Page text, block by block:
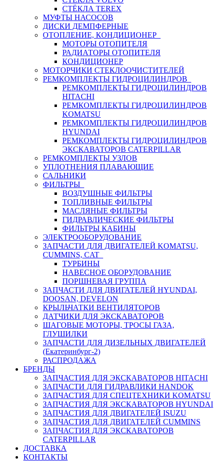
СТЁКЛА TEREX
МУФТЫ НАСОСОВ
ДИСКИ ДЕМПФЕРНЫЕ
ОТОПЛЕНИЕ, КОНДИЦИОНЕР
МОТОРЫ ОТОПИТЕЛЯ
РАДИАТОРЫ ОТОПИТЕЛЯ
КОНДИЦИОНЕР
МОТОРЧИКИ СТЕКЛООЧИСТИТЕЛЕЙ
РЕМКОМПЛЕКТЫ ГИДРОЦИЛИНДРОВ
РЕМКОМПЛЕКТЫ ГИДРОЦИЛИНДРОВ
HITACHI
РЕМКОМПЛЕКТЫ ГИДРОЦИЛИНДРОВ
KOMATSU
РЕМКОМПЛЕКТЫ ГИДРОЦИЛИНДРОВ
HYUNDAI
РЕМКОМПЛЕКТЫ ГИДРОЦИЛИНДРОВ
ЭКСКАВАТОРОВ CATERPILLAR
РЕМКОМПЛЕКТЫ УЗЛОВ
УПЛОТНЕНИЯ ПЛАВАЮЩИЕ
САЛЬНИКИ
ФИЛЬТРЫ
ВОЗДУШНЫЕ ФИЛЬТРЫ
ТОПЛИВНЫЕ ФИЛЬТРЫ
МАСЛЯНЫЕ ФИЛЬТРЫ
ГИДРАВЛИЧЕСКИЕ ФИЛЬТРЫ
ФИЛЬТРЫ КАБИНЫ
ЭЛЕКТРООБОРУДОВАНИЕ
ЗАПЧАСТИ ДЛЯ ДВИГАТЕЛЕЙ KOMATSU,
CUMMINS, CAT
ТУРБИНЫ
НАВЕСНОЕ ОБОРУДОВАНИЕ
ПОРШНЕВАЯ ГРУППА
ЗАПЧАСТИ ДЛЯ ДВИГАТЕЛЕЙ HYUNDAI,
DOOSAN, DEVELON
КРЫЛЬЧАТКИ ВЕНТИЛЯТОРОВ
ДАТЧИКИ ДЛЯ ЭКСКАВАТОРОВ
ШАГОВЫЕ МОТОРЫ, ТРОСЫ ГАЗА,
ГЛУШИЛКИ
ЗАПЧАСТИ ДЛЯ ДИЗЕЛЬНЫХ ДВИГАТЕЛЕЙ
(Екатеринбург-2)
РАСПРОДАЖА
БРЕНДЫ
ЗАПЧАСТИЯ ДЛЯ ЭКСКАВАТОРОВ HITACHI
ЗАПЧАСТИ ДЛЯ ГИДРАВЛИКИ HANDOK
ЗАПЧАСТИЯ ДЛЯ СПЕЦТЕХНИКИ KOMATSU
ЗАПЧАСТИЯ ДЛЯ ЭКСКАВАТОРОВ HYUNDAI
ЗАПЧАСТИЯ ДЛЯ ДВИГАТЕЛЕЙ ISUZU
ЗАПЧАСТИЯ ДЛЯ ДВИГАТЕЛЕЙ CUMMINS
ЗАПЧАСТИЯ ДЛЯ ЭКСКАВАТОРОВ
CATERPILLAR
ДОСТАВКА
КОНТАКТЫ